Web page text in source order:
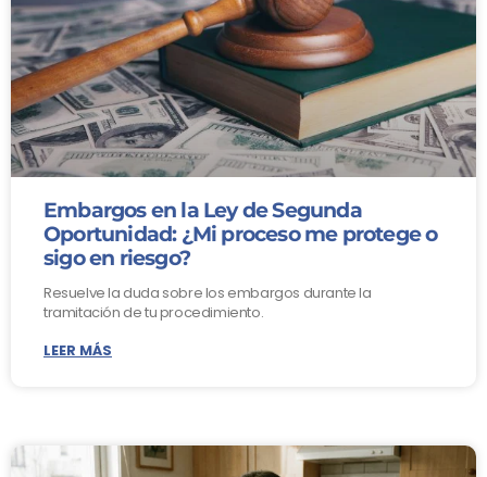
Embargos en la Ley de Segunda
Oportunidad: ¿Mi proceso me protege o
sigo en riesgo?
Resuelve la duda sobre los embargos durante la
tramitación de tu procedimiento.
LEER MÁS